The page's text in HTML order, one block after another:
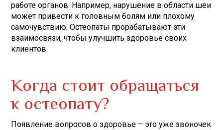
работе органов. Например, нарушение в области шеи
может привести к головным болям или плохому
самочувствию. Остеопаты прорабатывают эти
взаимосвязи, чтобы улучшить здоровье своих
клиентов.
Когда стоит обращаться
к остеопату?
Появление вопросов о здоровье – это уже звоночек